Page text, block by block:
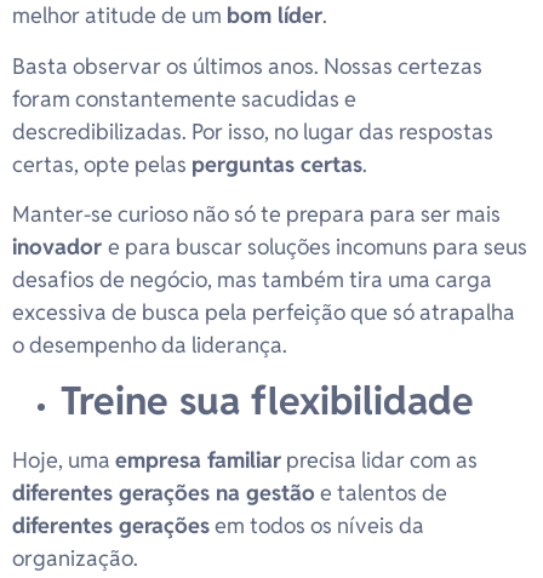
melhor atitude de um bom líder.
Basta observar os últimos anos. Nossas certezas
foram constantemente sacudidas e
descredibilizadas. Por isso, no lugar das respostas
certas, opte pelas perguntas certas.
Manter-se curioso não só te prepara para ser mais
inovador e para buscar soluções incomuns para seus
desafios de negócio, mas também tira uma carga
excessiva de busca pela perfeição que só atrapalha
o desempenho da liderança.
Treine sua flexibilidade
Hoje, uma empresa familiar precisa lidar com as
diferentes gerações na gestão e talentos de
diferentes geraçõesem todos os níveis da
organização.